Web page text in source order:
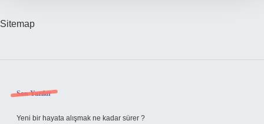
Sitemap
Sidebar
Son Yazılar
Yeni bir hayata alışmak ne kadar sürer ?